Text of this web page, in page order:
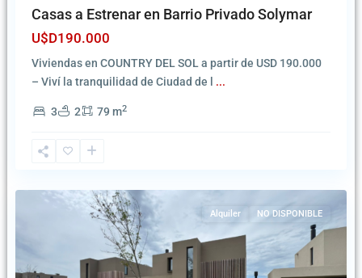
Casas a Estrenar en Barrio Privado Solymar
U$D190.000
Viviendas en COUNTRY DEL SOL a partir de USD 190.000
– Viví la tranquilidad de Ciudad de l ...
3 2 79 m2
Ciudad
la
Alquiler NO DISPONIBLE